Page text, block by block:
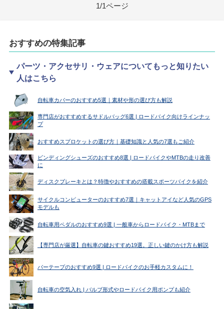
1/1ページ
おすすめの特集記事
パーツ・アクセサリ・ウェアについてもっと知りたい
人はこちら
自転車カバーのおすすめ5選｜素材や形の選び方も解説
専門店がおすすめするサドルバッグ6選 | ロードバイク向けラインナッ
プ
おすすめスプロケットの選び方｜基礎知識と人気の7選もご紹介
ビンディングシューズのおすすめ8選 | ロードバイクやMTBの走り改善
に
ディスクブレーキとは？特徴やおすすめの搭載スポーツバイクを紹介
サイクルコンピューターのおすすめ7選｜キャットアイなど人気のGPS
モデルも
自転車用ペダルのおすすめ9選 | 一般車からロードバイク・MTBまで
【専門店が厳選】自転車の鍵おすすめ19選。正しい鍵のかけ方も解説
バーテープのおすすめ9選 | ロードバイクのお手軽カスタムに！
自転車の空気入れ | バルブ形式やロードバイク用ポンプも紹介